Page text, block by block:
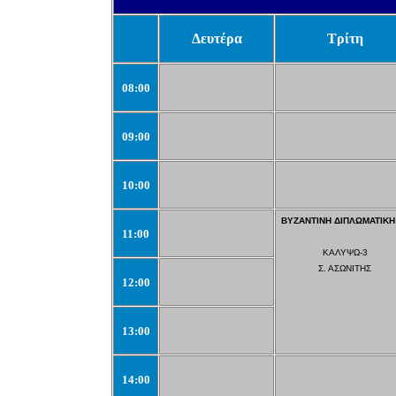
Δευτέρα Τρίτη
08:00
09:00
10:00
11:00
ΒΥΖΑΝΤΙΝΗ ΔΙΠΛΩΜΑΤΙΚΗ
ΚΑΛΥΨΩ-3
Σ. ΑΣΩΝΙΤΗΣ
12:00
13:00
14:00